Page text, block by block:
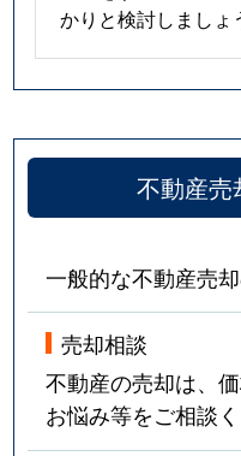
かりと検討しましょ
不動産売
一般的な不動産売
売却相談
不動産の売却は、
お悩み等をご相談く